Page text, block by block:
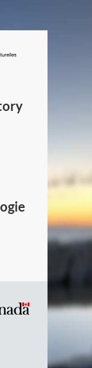
/
Canada